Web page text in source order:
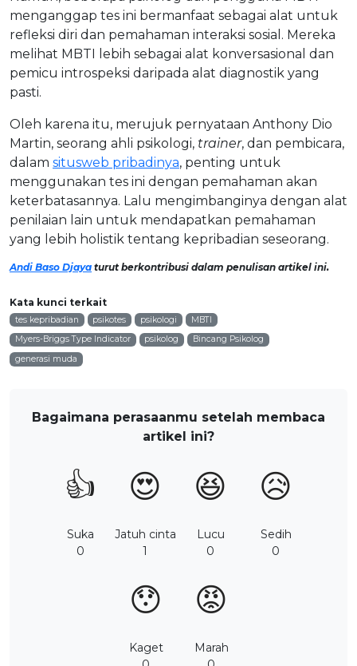
menganggap tes ini bermanfaat sebagai alat untuk
refleksi diri dan pemahaman interaksi sosial. Mereka
melihat MBTI lebih sebagai alat konversasional dan
pemicu introspeksi daripada alat diagnostik yang
pasti.
Oleh karena itu, merujuk pernyataan Anthony Dio
Martin, seorang ahli psikologi, trainer, dan pembicara,
dalam situsweb pribadinya, penting untuk
menggunakan tes ini dengan pemahaman akan
keterbatasannya. Lalu mengimbanginya dengan alat
penilaian lain untuk mendapatkan pemahaman
yang lebih holistik tentang kepribadian seseorang.
Andi Baso Djaya turut berkontribusi dalam penulisan artikel ini.
Kata kunci terkait
tes kepribadian psikotes psikologi
MBTI
Myers-Briggs Type Indicator
psikolog
Bincang Psikolog
generasi muda
Bagaimana perasaanmu setelah membaca
artikel ini?
👍
Suka
0
😍
Jatuh cinta
1
😆
Lucu
0
😥
Sedih
0
😯
Kaget
😡
Marah